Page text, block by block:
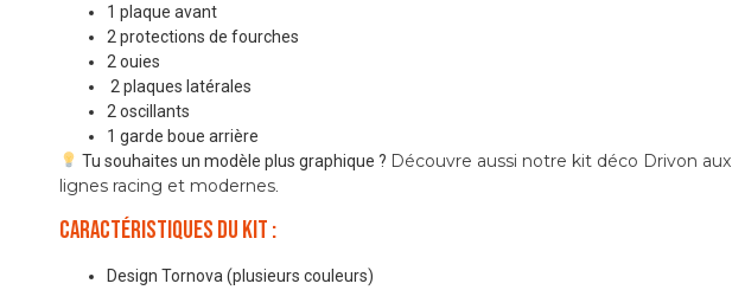
1 plaque avant
2 protections de fourches
2 ouies
2 plaques latérales
2 oscillants
1 garde boue arrière
Tu souhaites un modèle plus graphique ? Découvre aussi notre kit déco Drivon aux
lignes racing et modernes
Caractéristiques du kit :
Design Tornova (plusieurs couleurs)